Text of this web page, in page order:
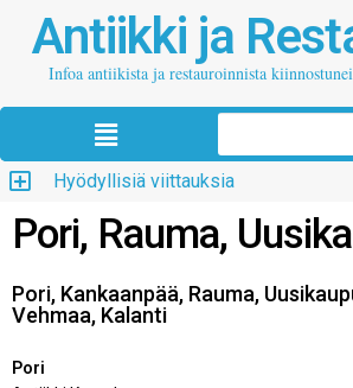
Antiikki ja
Infoa antiikista ja restauroinnista
Hyödyllisiä viittauksia
Pori, Rauma,
Pori, Kankaanpää, Rauma,
Vehmaa, Kalanti
Pori